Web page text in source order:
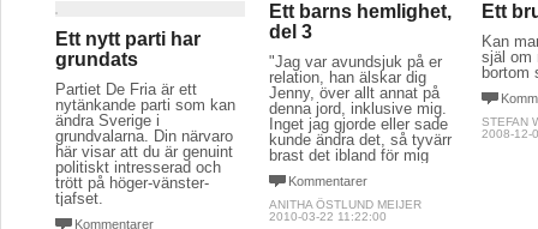
Ett nytt parti har
grundats
Partiet De Fria är ett
nytänkande parti som kan
ändra Sverige i
grundvalarna. Din närvaro
här visar att du är genuint
politiskt intresserad och
trött på höger-vänster-
tjafset.
Kommentarer
Ett barns hemlighet,
del 3
"Jag var avundsjuk på er
relation, han älskar dig
Jenny, över allt annat på
denna jord, inklusive mig.
Inget jag gjorde eller sade
kunde ändra det, så tyvärr
brast det ibland för mig
Kommentarer
ANITHA ÖSTLUND MEIJER
2010-03-22 11:22:00
Ett
Kan
själ om
bortom
STEFAN
2008-12-